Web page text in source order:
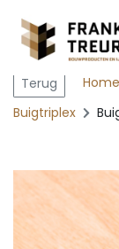
Terug Home
Buigtriplex